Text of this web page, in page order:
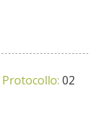
Protocollo: 02